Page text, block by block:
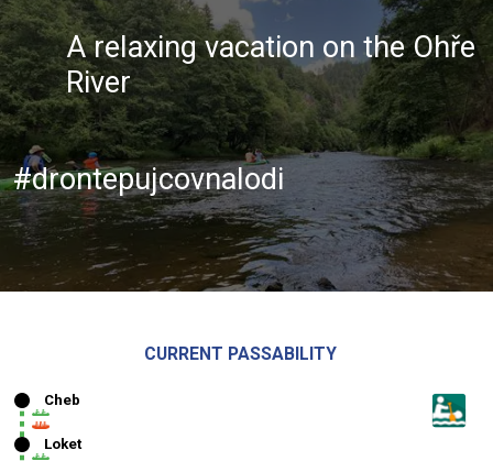
A relaxing vacation on the Ohře
River
#drontepujcovnalodi
CURRENT PASSABILITY